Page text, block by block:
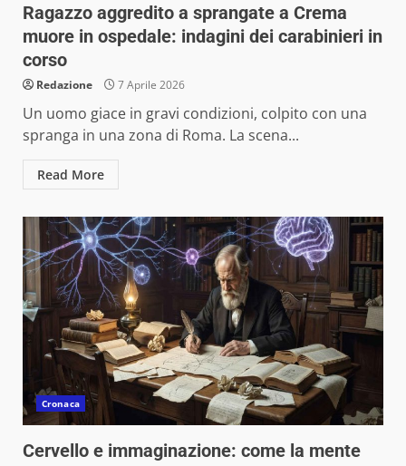
Ragazzo aggredito a sprangate a Crema
muore in ospedale: indagini dei carabinieri in
corso
Redazione 7 Aprile 2026
Un uomo giace in gravi condizioni, colpito con una
spranga in una zona di Roma. La scena...
Read More
Cronaca
Cervello e immaginazione: come la mente